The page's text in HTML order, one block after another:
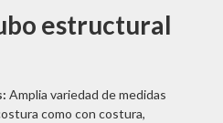
estructural
Amplia variedad de medidas
como con costura,